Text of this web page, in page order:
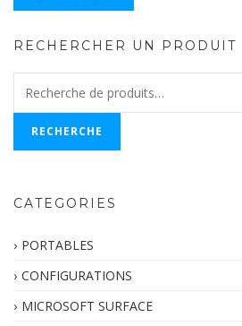
RECHERCHER UN PRODUIT
RECHERCHE
CATEGORIES
PORTABLES
CONFIGURATIONS
MICROSOFT SURFACE